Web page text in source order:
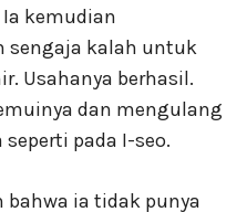
kemudian
sengaja kalah untuk
Usahanya berhasil.
dan mengulang
pada I-seo.
bahwa ia tidak punya